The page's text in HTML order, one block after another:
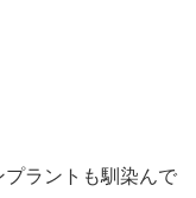
ラントも馴染んで